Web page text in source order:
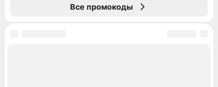
Все промокоды